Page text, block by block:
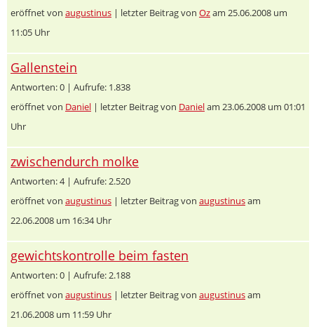
eröffnet von augustinus | letzter Beitrag von Ozam 25.06.2008 um
11:05 Uhr
Gallenstein
Antworten: 0 | Aufrufe: 1.838
eröffnet von Daniel | letzter Beitrag von Danielam 23.06.2008 um 01:01
Uhr
zwischendurch molke
Antworten: 4 | Aufrufe: 2.520
eröffnet von augustinus | letzter Beitrag von augustinusam
22.06.2008 um 16:34 Uhr
gewichtskontrolle beim fasten
Antworten: 0 | Aufrufe: 2.188
eröffnet von augustinus | letzter Beitrag von augustinusam
21.06.2008 um 11:59 Uhr